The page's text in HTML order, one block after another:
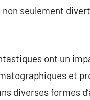
seulement
ont un
et
diverses formes